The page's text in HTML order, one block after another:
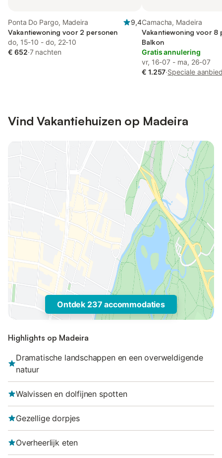
Ponta Do Pargo, Madeira
9,4
Vakantiewoning voor 2 personen
do, 15-10 - do, 22-10
€ 652·7 nachten
Camacha, Madeira
Vakantiewoning voor 8
Balkon
Gratis annulering
vr, 16-07 - ma, 26-07
€ 1.257·Speciale
Vind Vakantiehuizen op Madeira
Ontdek 237 accommodaties
Highlights op Madeira
Dramatische landschappen en een overweldigende
natuur
Walvissen en dolfijnen spotten
Gezellige dorpjes
Overheerlijk eten